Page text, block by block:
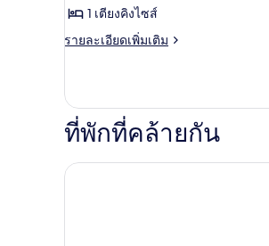
ห้อง
สวีท,1 เตียงคิงไซส์
รายละเอียดเพิ่มเติม
ราย
เกี่ยว
กับ
ห้อง
ท,
ที่พักที่คล้ายกัน
โรงแรมไฮแอทรีเจนซี่ กรุงเทพ สุ